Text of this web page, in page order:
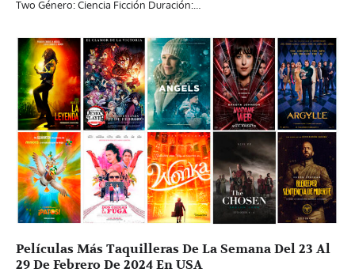
Two Género: Ciencia Ficción Duración:…
Películas Más Taquilleras De La Semana Del 23 Al
29 De Febrero De 2024 En USA